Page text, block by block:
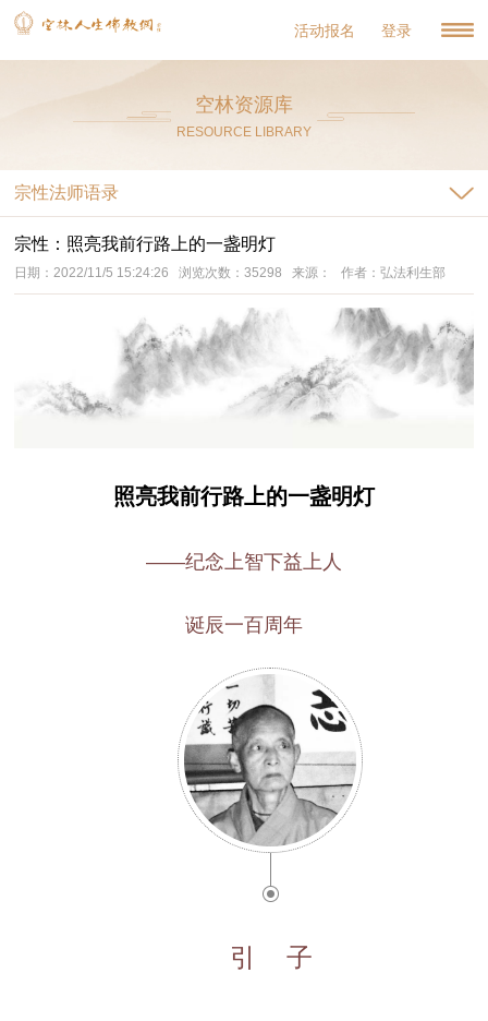
活动报名 登录
空林资源库
RESOURCE LIBRARY
宗性法师语录
宗性：照亮我前行路上的一盏明灯
日期：2022/11/5 15:24:26 浏览次数：35298 来源： 作者：弘法利生部
照亮我前行路上的一盏明灯
——纪念上智下益上人
诞辰一百周年
引 子